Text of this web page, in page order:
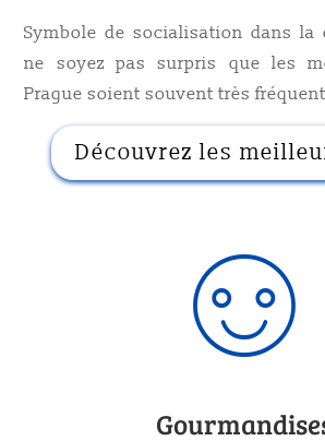
Symbole de socialisation dans la
ne soyez pas surpris que les
Prague soient souvent très
Découvrez les